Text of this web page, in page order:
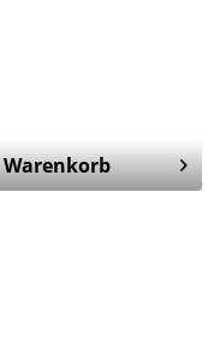
Warenkorb